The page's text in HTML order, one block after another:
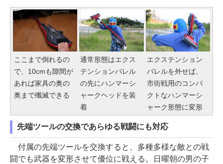
ここまで倒れるの
で、10cmも隙間が
あれば家具の奥の
奥まで殲滅できる
通常形態はエクス
テンションバレル
の先にハンマーシ
ャークヘッドを装
着
エクステンション
バレルを外せば、
市街戦用のコンパ
クトなハンマーシ
ャーク形態に変形
先端ツールの交換であらゆる戦闘にも対応
付属の先端ツールを交換すると、多種多様な敵との戦
闘でも武器を変形させて優位に戦える。日曜朝の男の子